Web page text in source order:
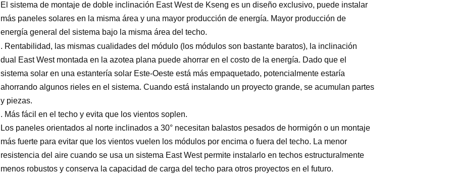
El sistema de montaje de doble inclinación East West de Kseng es un diseño exclusivo, puede instalar
más paneles solares en la misma área y una mayor producción de energía. Mayor producción de
energía general del sistema bajo la misma área del techo.
. Rentabilidad, las mismas cualidades del módulo (los módulos son bastante baratos), la inclinación
dual East West montada en la azotea plana puede ahorrar en el costo de la energía. Dado que el
sistema solar en una estantería solar Este-Oeste está más empaquetado, potencialmente estaría
ahorrando algunos rieles en el sistema. Cuando está instalando un proyecto grande, se acumulan partes
y piezas.
. Más fácil en el techo y evita que los vientos soplen.
Los paneles orientados al norte inclinados a 30° necesitan balastos pesados ​​de hormigón o un montaje
más fuerte para evitar que los vientos vuelen los módulos por encima o fuera del techo. La menor
resistencia del aire cuando se usa un sistema East West permite instalarlo en techos estructuralmente
menos robustos y conserva la capacidad de carga del techo para otros proyectos en el futuro.